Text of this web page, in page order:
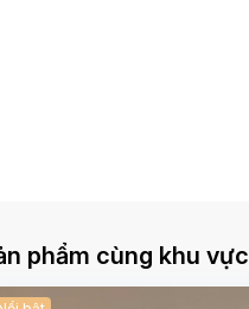
phẩm cùng khu vực